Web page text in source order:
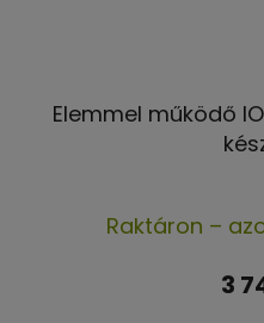
Elemmel működő
Raktáron –
3